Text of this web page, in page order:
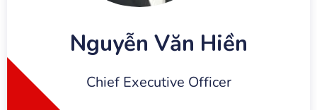
Nguyễn Văn Hiền
Chief Executive Officer